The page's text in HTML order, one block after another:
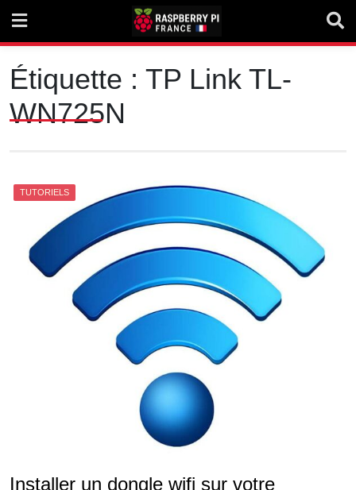
content
Étiquette : TP Link TL-
WN725N
TUTORIELS
Installer un dongle wifi sur votre